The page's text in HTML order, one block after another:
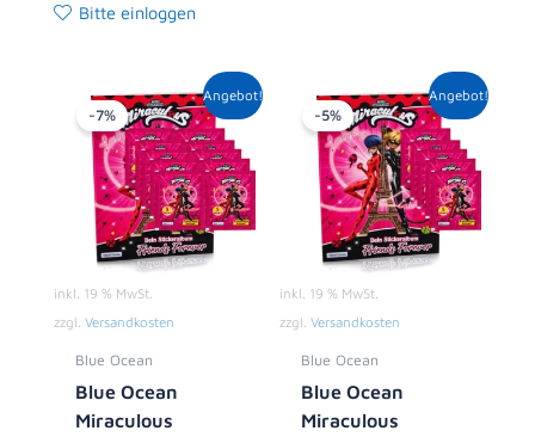
Bitte einloggen
Angebot!
-7%
inkl. 19 % MwSt.
zzgl. Versandkosten
Blue Ocean
Blue Ocean
Miraculous
Ursprünglicher
Preis
war:
13,90 €
Aktueller
Preis
ist:
12,99 €.
Angebot!
-5%
inkl. 19 % MwSt.
zzgl. Versandkosten
Blue Ocean
Blue Ocean
Miraculous
Ursprünglicher
Preis
war:
8,90 €
Aktueller
Preis
ist:
8,49 €.